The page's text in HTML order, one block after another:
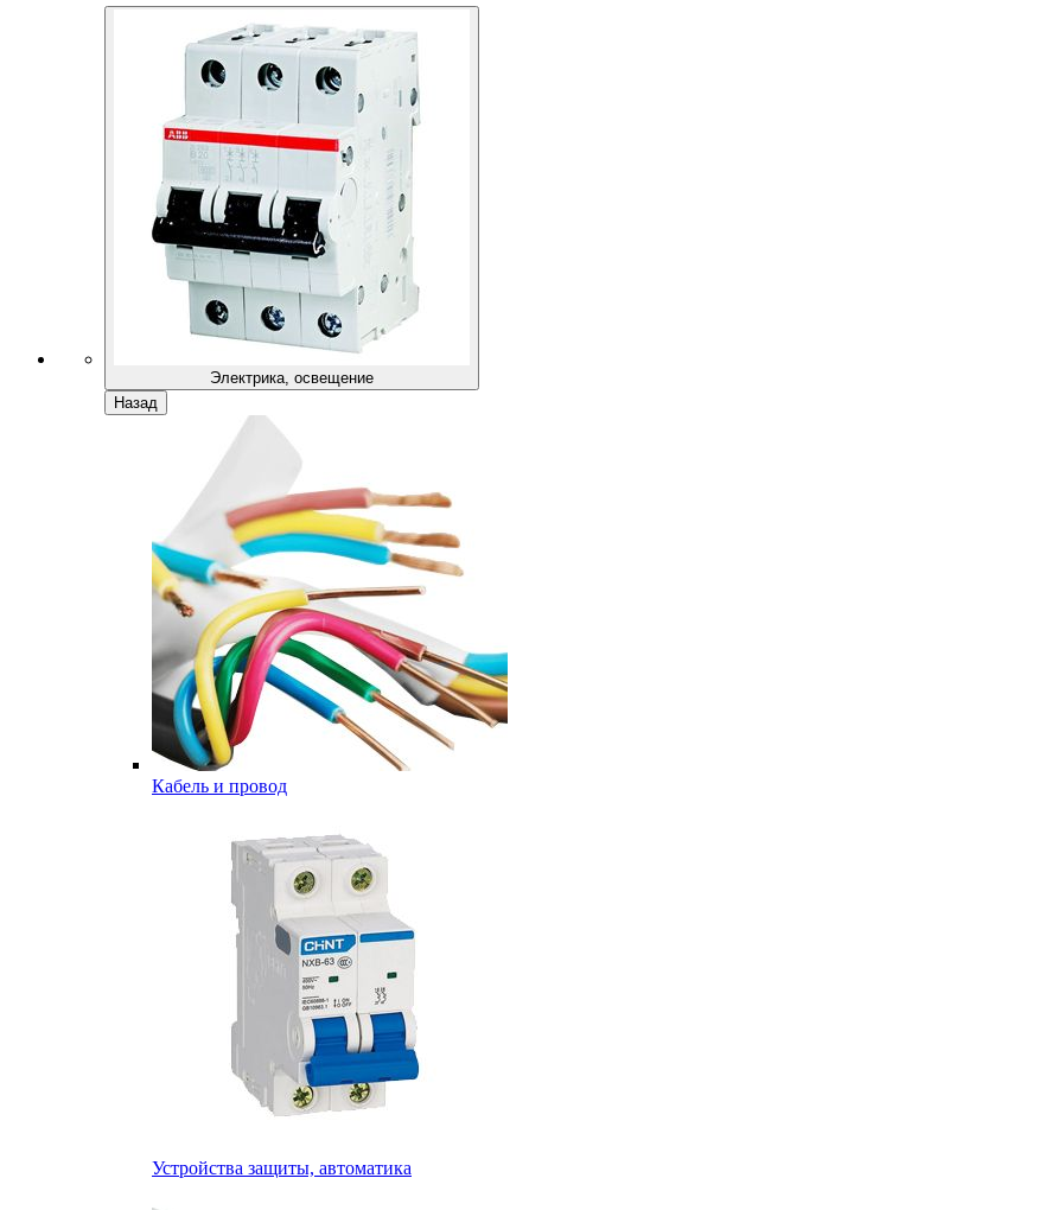
Электрика, освещение
Назад
Кабель и провод
Устройства защиты, автоматика